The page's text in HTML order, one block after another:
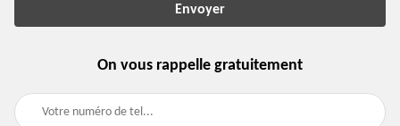
On vous rappelle gratuitement